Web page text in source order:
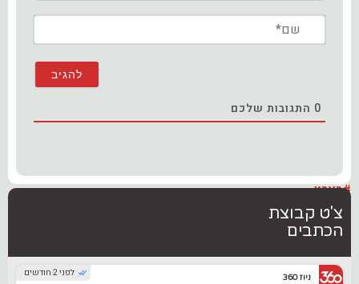
0 התגובות שלכם
#בארץ
צ'ט קבוצת
הכתבים
לפני 2 חודשים ניוז 360